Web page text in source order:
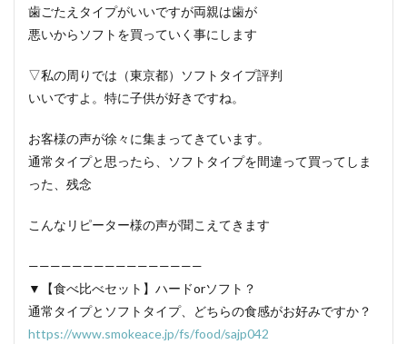
歯ごたえタイプがいいですが両親は歯が
悪いからソフトを買っていく事にします
▽私の周りでは（東京都）ソフトタイプ評判
いいですよ。特に子供が好きですね。
お客様の声が徐々に集まってきています。
通常タイプと思ったら、ソフトタイプを間違って買ってしま
った、残念
こんなリピーター様の声が聞こえてきます
————————————————
▼【食べ比べセット】ハードorソフト？
通常タイプとソフトタイプ、どちらの食感がお好みですか？
https://www.smokeace.jp/fs/food/sajp042